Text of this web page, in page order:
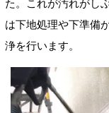
た。これが汚れがし
は下地処理や下準備
浄を行います。